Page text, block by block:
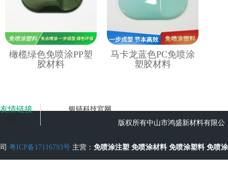
橄榄绿色免喷涂PP塑
胶材料
马卡龙蓝色PC免喷涂
塑胶材料
友情链接
银链科技官网
版权所有中山市鸿盛新材料有限公
司 粤ICP备17116793号 主营： 免喷涂注塑 免喷涂材料 免喷涂塑料 免喷涂